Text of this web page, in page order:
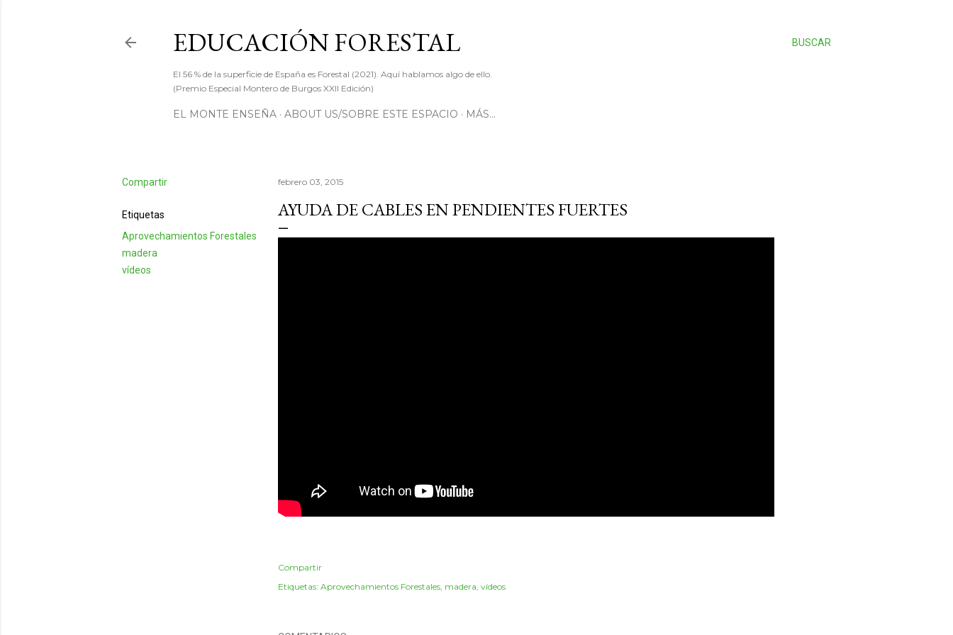
BUSCAR
EDUCACIÓN FORESTAL
El 56 % de la superficie de España es Forestal (2021). Aquí hablamos algo de ello.
(Premio Especial Montero de Burgos XXII Edición)
EL MONTE ENSEÑA ABOUT US/SOBRE ESTE ESPACIO MÁS…
Compartir
Etiquetas
Aprovechamientos Forestales
madera
vídeos
febrero 03, 2015
AYUDA DE CABLES EN PENDIENTES FUERTES
Compartir
Etiquetas: Aprovechamientos Forestales madera vídeos